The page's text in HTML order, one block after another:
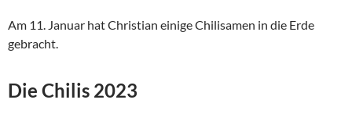
Am 11. Januar hat Christian einige Chilisamen in die Erde
gebracht.
Die Chilis 2023